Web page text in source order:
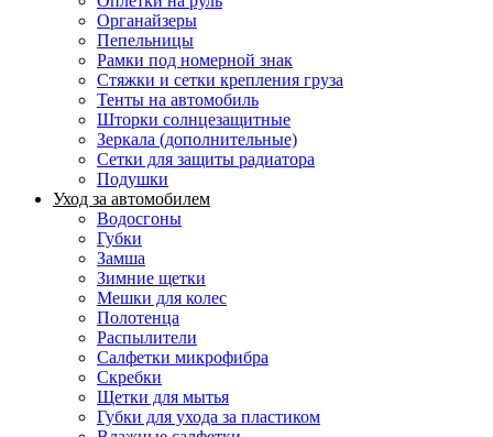
Органайзеры
Пепельницы
Рамки под номерной знак
Стяжки и сетки крепления груза
Тенты на автомобиль
Шторки солнцезащитные
Зеркала (дополнительные)
Сетки для защиты радиатора
Подушки
Уход за автомобилем
Водосгоны
Губки
Замша
Зимние щетки
Мешки для колес
Полотенца
Распылители
Салфетки микрофибра
Скребки
Щетки для мытья
Губки для ухода за пластиком